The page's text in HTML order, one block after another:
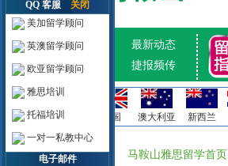
招生计划
最新动态
热点推荐
捷报频传
美国 加拿大 英国 澳大利亚 新西兰
马鞍山雅思留学首页
QQ 客服
关闭
美加留学顾问
英澳留学顾问
欧亚留学顾问
雅思培训
托福培训
一对一私教中心
电子邮件